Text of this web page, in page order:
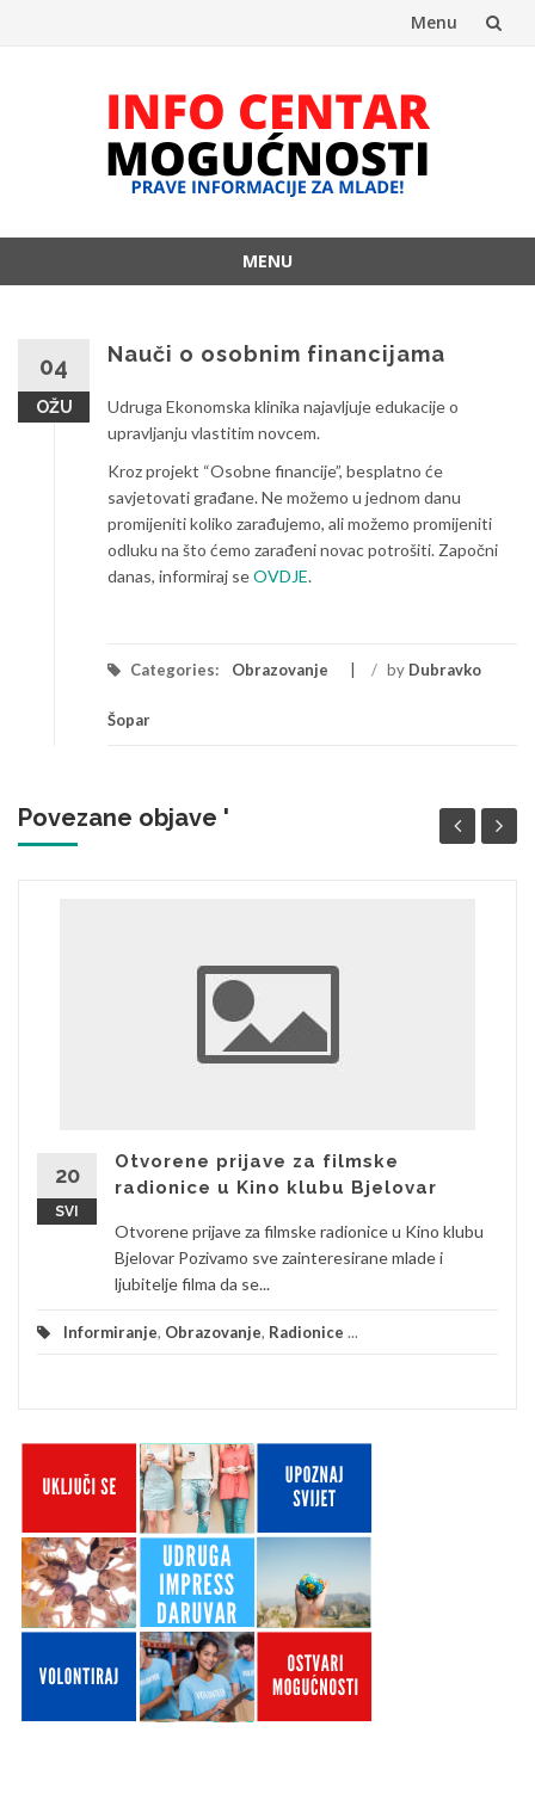
Menu
MENU
04
OŽU
Nauči o osobnim financijama
Udruga Ekonomska klinika najavljuje edukacije o
upravljanju vlastitim novcem.
Kroz projekt “Osobne financije”, besplatno će
savjetovati građane. Ne možemo u jednom danu
promijeniti koliko zarađujemo, ali možemo promijeniti
odluku na što ćemo zarađeni novac potrošiti. Započni
danas, informiraj seOVDJE.
Categories: Obrazovanje / by Dubravko
Šopar
Povezane objave '
20
SVI
Otvorene prijave za filmske
radionice u Kino klubu Bjelovar
Otvorene prijave za filmske radionice u Kino klubu
Bjelovar Pozivamo sve zainteresirane mlade i
ljubitelje filma da se...
Informiranje, Obrazovanje, Radionice ...